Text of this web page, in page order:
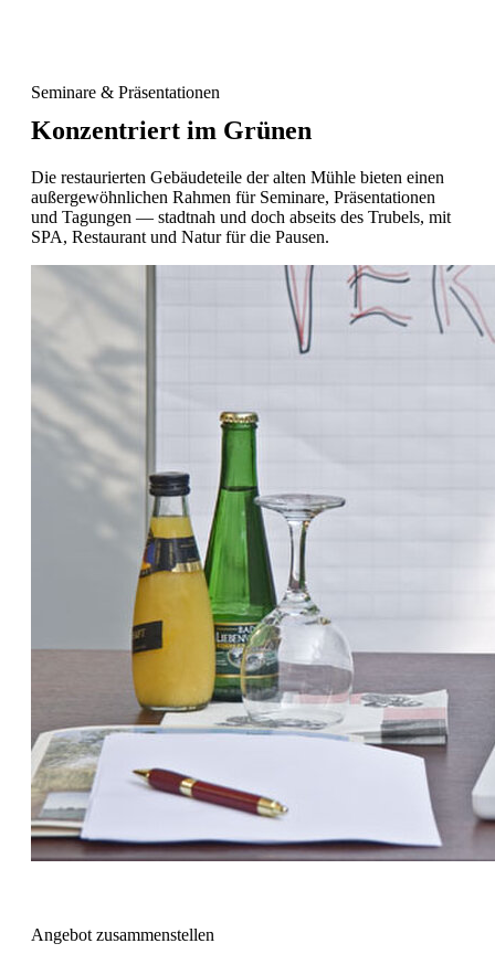
Seminare & Präsentationen
Konzentriert im Grünen
Die restaurierten Gebäudeteile der alten Mühle bieten einen
außergewöhnlichen Rahmen für Seminare, Präsentationen
und Tagungen — stadtnah und doch abseits des Trubels, mit
SPA, Restaurant und Natur für die Pausen.
Angebot zusammenstellen